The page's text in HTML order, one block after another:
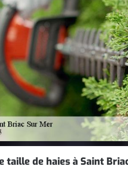
taille de haies à Saint